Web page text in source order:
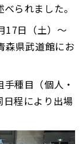
られました。
17日（土）～
森県武道館にお
種目（個人・
程により出場